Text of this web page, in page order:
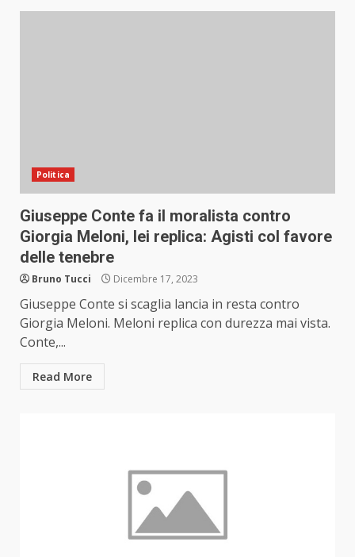
Politica
Giuseppe Conte fa il moralista contro
Giorgia Meloni, lei replica: Agisti col favore
delle tenebre
Bruno Tucci Dicembre 17, 2023
Giuseppe Conte si scaglia lancia in resta contro
Giorgia Meloni. Meloni replica con durezza mai vista.
Conte,...
Read More